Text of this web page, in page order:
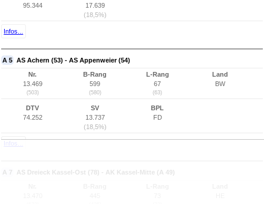
95.344
17.639
(18,5%)
Infos...
A 5 AS Achern (53) - AS Appenweier (54)
Nr.
13.469
(503)
B-Rang
599
(580)
L-Rang
67
(63)
Land
BW
DTV
74.252
SV
13.737
(18,5%)
BPL
FD
Infos...
A 7 AS Dreieck Kassel-Ost (78) - AK Kassel-Mitte (A 49)